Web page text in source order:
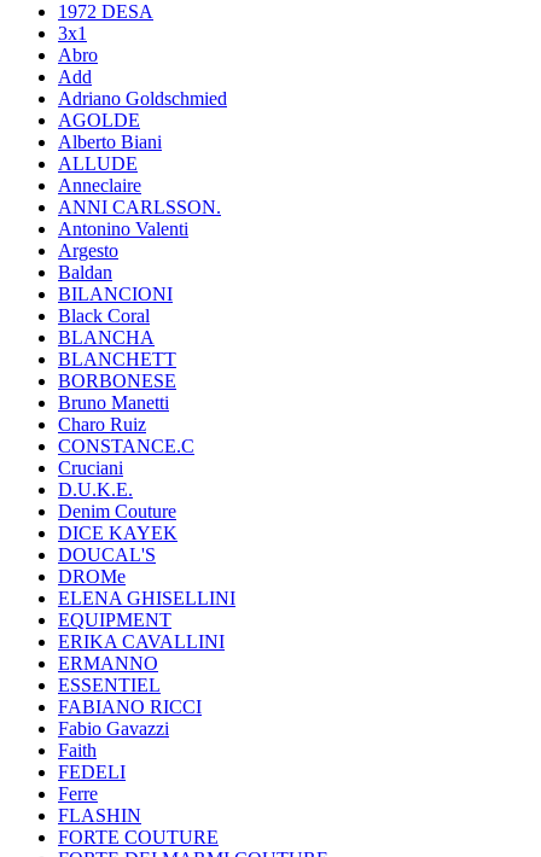
1972 DESA
3x1
Abro
Add
Adriano Goldschmied
AGOLDE
Alberto Biani
ALLUDE
Anneclaire
ANNI CARLSSON.
Antonino Valenti
Argesto
Baldan
BILANCIONI
Black Coral
BLANCHA
BLANCHETT
BORBONESE
Bruno Manetti
Charo Ruiz
CONSTANCE.C
Cruciani
D.U.K.E.
Denim Couture
DICE KAYEK
DOUCAL'S
DROMe
ELENA GHISELLINI
EQUIPMENT
ERIKA CAVALLINI
ERMANNO
ESSENTIEL
FABIANO RICCI
Fabio Gavazzi
Faith
FEDELI
Ferre
FLASHIN
FORTE COUTURE